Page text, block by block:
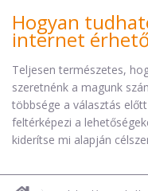
Hogyan
internet
Teljesen természetes,
szeretnénk a magunk
többsége a választás
feltérképezi a
kiderítse mi alapján